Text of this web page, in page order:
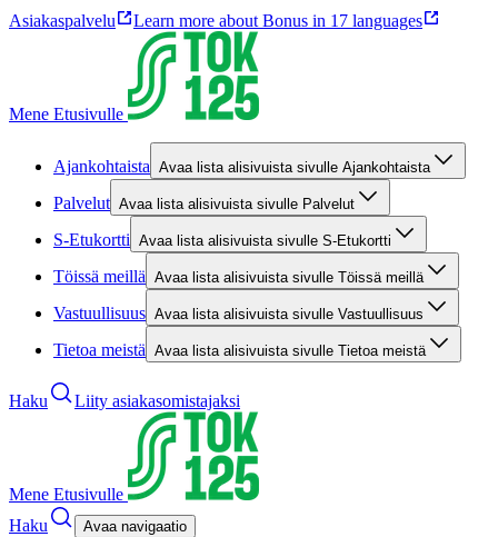
Asiakaspalvelu Learn more about Bonus in 17 languages
Mene Etusivulle
Ajankohtaista Avaa lista alisivuista sivulle Ajankohtaista
Palvelut Avaa lista alisivuista sivulle Palvelut
S-Etukortti Avaa lista alisivuista sivulle S-Etukortti
Töissä meillä Avaa lista alisivuista sivulle Töissä meillä
Vastuullisuus Avaa lista alisivuista sivulle Vastuullisuus
Tietoa meistä Avaa lista alisivuista sivulle Tietoa meistä
Haku Liity asiakasomistajaksi
Mene Etusivulle
Haku
Avaa navigaatio